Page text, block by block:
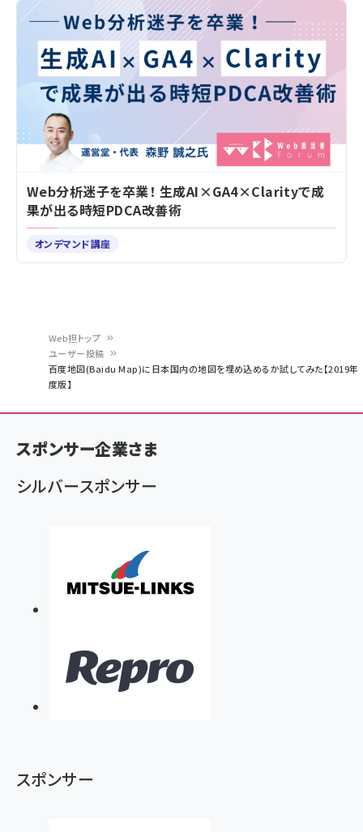
く
ず
Web担トップ
ユーザー投稿
百度地図(Baidu Map)に日本国内の地図を埋め込めるか試してみた【2019年
度版】
Web分析迷子を卒業！ 生成AI×GA4×Clarityで成
果が出る時短PDCA改善術
オンデマンド講座
スポンサー企業さま
シルバースポンサー
スポンサー